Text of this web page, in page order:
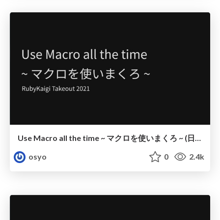
Use Macro all the time ~ マクロを使いまくろ ~ (日本語)
osyo
0 2.4k